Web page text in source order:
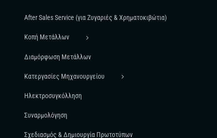
After Sales Service (για Ζυγαριές & Χρηματοκιβώτια)
Κοπή Μετάλλων
Διαμόρφωση Μετάλλων
Κατεργασίες Μηχανουργείου
Ηλεκτροσυγκόλληση
Συναρμολόγηση
Σχεδιασμός & Δημιουργία Πρωτοτύπων